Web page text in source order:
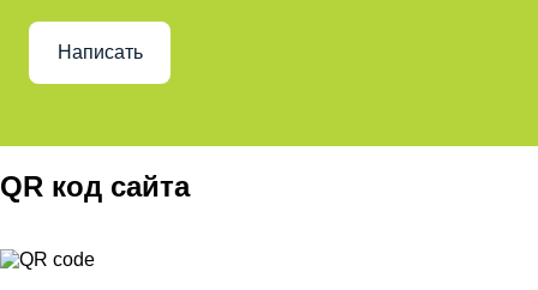
Написать
QR код сайта